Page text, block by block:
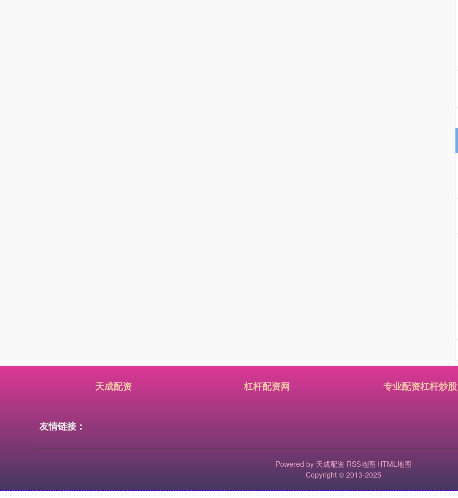
天成配资 杠杆配资网 专业配资杠杆炒股
友情链接：
Powered by 天成配资 RSS地图 HTML地图
Copyright © 2013-2025